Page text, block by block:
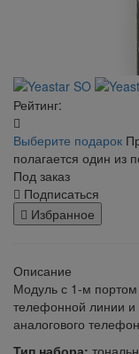
Рейтинг:
Выберите подарок
полагается один из
Под заказ
Подписаться
Избранное
Описание
Модуль с 1-м
телефонной линии
аналогового
Тип набора: